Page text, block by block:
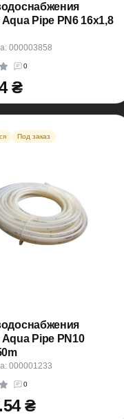
Pipe PN6 16x1,8
000003858
0
₴
Под заказ
Pipe PN10
000001233
0
₴